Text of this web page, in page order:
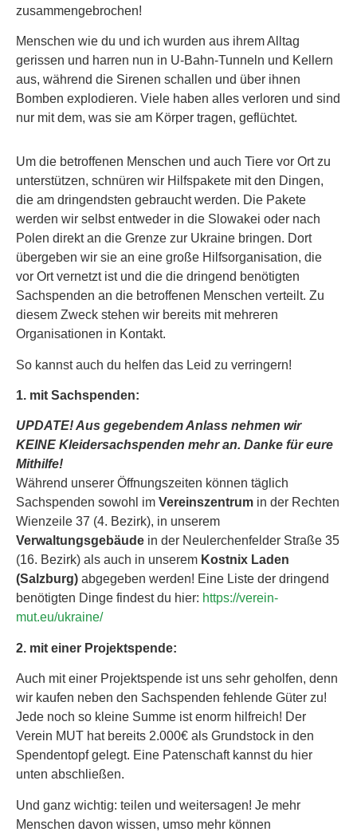
zusammengebrochen!
Menschen wie du und ich wurden aus ihrem Alltag
gerissen und harren nun in U-Bahn-Tunneln und Kellern
aus, während die Sirenen schallen und über ihnen
Bomben explodieren. Viele haben alles verloren und sind
nur mit dem, was sie am Körper tragen, geflüchtet.
Um die betroffenen Menschen und auch Tiere vor Ort zu
unterstützen, schnüren wir Hilfspakete mit den Dingen,
die am dringendsten gebraucht werden. Die Pakete
werden wir selbst entweder in die Slowakei oder nach
Polen direkt an die Grenze zur Ukraine bringen. Dort
übergeben wir sie an eine große Hilfsorganisation, die
vor Ort vernetzt ist und die die dringend benötigten
Sachspenden an die betroffenen Menschen verteilt. Zu
diesem Zweck stehen wir bereits mit mehreren
Organisationen in Kontakt.
So kannst auch du helfen das Leid zu verringern!
1. mit Sachspenden:
UPDATE! Aus gegebendem Anlass nehmen wir
KEINE Kleidersachspenden mehr an. Danke für eure
Mithilfe!
Während unserer Öffnungszeiten können täglich
Sachspenden sowohl im Vereinszentrum in der Rechten
Wienzeile 37 (4. Bezirk), in unserem
Verwaltungsgebäude in der Neulerchenfelder Straße 35
(16. Bezirk) als auch in unserem Kostnix Laden
(Salzburg) abgegeben werden! Eine Liste der dringend
benötigten Dinge findest du hier: https://verein-
mut.eu/ukraine/
2. mit einer Projektspende:
Auch mit einer Projektspende ist uns sehr geholfen, denn
wir kaufen neben den Sachspenden fehlende Güter zu!
Jede noch so kleine Summe ist enorm hilfreich! Der
Verein MUT hat bereits 2.000€ als Grundstock in den
Spendentopf gelegt. Eine Patenschaft kannst du hier
unten abschließen.
Und ganz wichtig: teilen und weitersagen! Je mehr
Menschen davon wissen, umso mehr können